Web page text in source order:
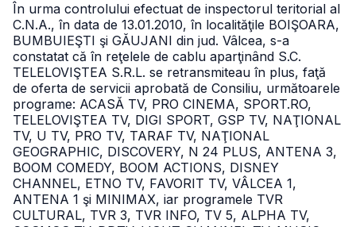
În urma controlului efectuat de inspectorul teritorial al
C.N.A., în data de 13.01.2010, în localităţile BOIŞOARA,
BUMBUIEŞTI şi GĂUJANI din jud. Vâlcea, s-a
constatat că în reţelele de cablu aparţinând S.C.
TELELOVIŞTEA S.R.L. se retransmiteau în plus, faţă
de oferta de servicii aprobată de Consiliu, următoarele
programe: ACASĂ TV, PRO CINEMA, SPORT.RO,
TELELOVIŞTEA TV, DIGI SPORT, GSP TV, NAŢIONAL
TV, U TV, PRO TV, TARAF TV, NAŢIONAL
GEOGRAPHIC, DISCOVERY, N 24 PLUS, ANTENA 3,
BOOM COMEDY, BOOM ACTIONS, DISNEY
CHANNEL, ETNO TV, FAVORIT TV, VÂLCEA 1,
ANTENA 1 şi MINIMAX, iar programele TVR
CULTURAL, TVR 3, TVR INFO, TV 5, ALPHA TV,